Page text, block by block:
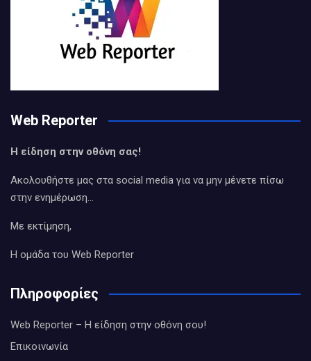
Web Reporter
Η είδηση στην οθόνη σας!
Ακολουθήστε μας στα social media για να μην μένετε πίσω
στην ενημέρωση…
Με εκτίμηση,
Η ομάδα του Web Reporter
Πληροφορίες
Web Reporter – Η είδηση στην οθόνη σου!
Επικοινωνία